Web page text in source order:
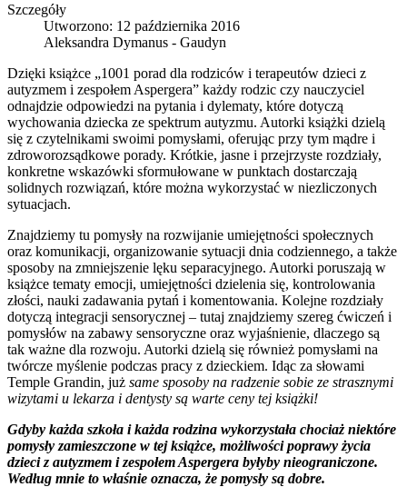
Szczegóły
Utworzono: 12 października 2016
Aleksandra Dymanus - Gaudyn
Dzięki książce „1001 porad dla rodziców i terapeutów dzieci z
autyzmem i zespołem Aspergera” każdy rodzic czy nauczyciel
odnajdzie odpowiedzi na pytania i dylematy, które dotyczą
wychowania dziecka ze spektrum autyzmu. Autorki książki dzielą
się z czytelnikami swoimi pomysłami, oferując przy tym mądre i
zdroworozsądkowe porady. Krótkie, jasne i przejrzyste rozdziały,
konkretne wskazówki sformułowane w punktach dostarczają
solidnych rozwiązań, które można wykorzystać w niezliczonych
sytuacjach.
Znajdziemy tu pomysły na rozwijanie umiejętności społecznych
oraz komunikacji, organizowanie sytuacji dnia codziennego, a także
sposoby na zmniejszenie lęku separacyjnego. Autorki poruszają w
książce tematy emocji, umiejętności dzielenia się, kontrolowania
złości, nauki zadawania pytań i komentowania. Kolejne rozdziały
dotyczą integracji sensorycznej – tutaj znajdziemy szereg ćwiczeń i
pomysłów na zabawy sensoryczne oraz wyjaśnienie, dlaczego są
tak ważne dla rozwoju. Autorki dzielą się również pomysłami na
twórcze myślenie podczas pracy z dzieckiem. Idąc za słowami
Temple Grandin, już same sposoby na radzenie sobie ze strasznymi
wizytami u lekarza i dentysty są warte ceny tej książki!
Gdyby każda szkoła i każda rodzina wykorzystała chociaż niektóre
pomysły zamieszczone w tej książce, możliwości poprawy życia
dzieci z autyzmem i zespołem Aspergera byłyby nieograniczone.
Według mnie to właśnie oznacza, że pomysły są dobre.